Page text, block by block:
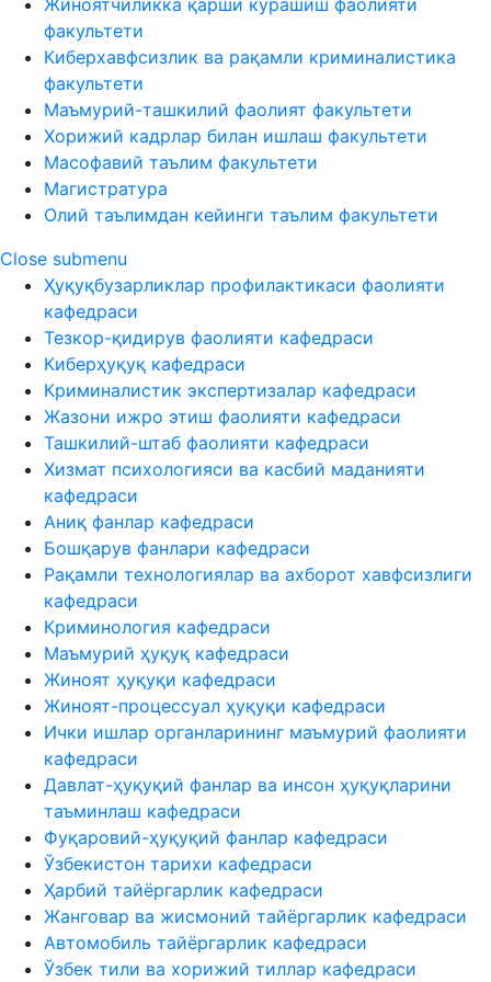
Жиноятчиликка қарши курашиш фаолияти
факультети
Киберхавфсизлик ва рақамли криминалистика
факультети
Маъмурий-ташкилий фаолият факультети
Хорижий кадрлар билан ишлаш факультети
Масофавий таълим факультети
Магистратура
Олий таълимдан кейинги таълим факультети
Close submenu
Ҳуқуқбузарликлар профилактикаси фаолияти
кафедраси
Тезкор-қидирув фаолияти кафедраси
Киберҳуқуқ кафедраси
Криминалистик экспертизалар кафедраси
Жазони ижро этиш фаолияти кафедраси
Ташкилий-штаб фаолияти кафедраси
Хизмат психологияси ва касбий маданияти
кафедраси
Аниқ фанлар кафедраси
Бошқарув фанлари кафедраси
Рақамли технологиялар ва ахборот хавфсизлиги
кафедраси
Криминология кафедраси
Маъмурий ҳуқуқ кафедраси
Жиноят ҳуқуқи кафедраси
Жиноят-процессуал ҳуқуқи кафедраси
Ички ишлар органларининг маъмурий фаолияти
кафедраси
Давлат-ҳуқуқий фанлар ва инсон ҳуқуқларини
таъминлаш кафедраси
Фуқаровий-ҳуқуқий фанлар кафедраси
Ўзбекистон тарихи кафедраси
Ҳарбий тайёргарлик кафедраси
Жанговар ва жисмоний тайёргарлик кафедраси
Автомобиль тайёргарлик кафедраси
Ўзбек тили ва хорижий тиллар кафедраси